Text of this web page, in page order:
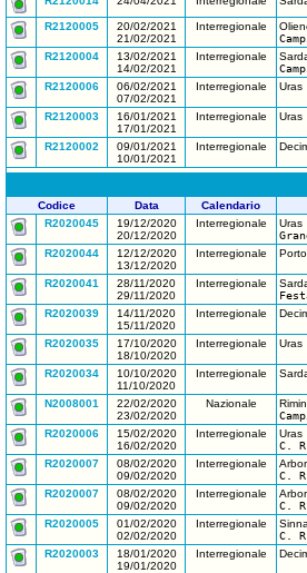
R2120005
20/02/2021
21/02/2021
Interregionale
R2120004
13/02/2021
14/02/2021
Interregionale
R2120006
06/02/2021
07/02/2021
Interregionale Uras
R2120003
16/01/2021
17/01/2021
Interregionale Uras
R2120002
09/01/2021
10/01/2021
Interregionale
Codice Data Calendario
R2020045
19/12/2020
20/12/2020
Interregionale
Uras
R2020044
12/12/2020
13/12/2020
Interregionale
R2020041
28/11/2020
29/11/2020
Interregionale
R2020039
14/11/2020
15/11/2020
Interregionale
R2020035
17/10/2020
18/10/2020
Interregionale Uras
R2020034
10/10/2020
11/10/2020
Interregionale
N2008001
22/02/2020
23/02/2020
Nazionale
R2020006
15/02/2020
16/02/2020
Interregionale
Uras
C.
R2020007
08/02/2020
09/02/2020
Interregionale
C.
R2020007
08/02/2020
09/02/2020
Interregionale
C.
R2020005
01/02/2020
02/02/2020
Interregionale
C.
R2020003
18/01/2020
19/01/2020
Interregionale